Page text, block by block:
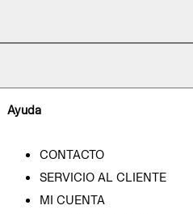
Ayuda
CONTACTO
SERVICIO AL CLIENTE
MI CUENTA